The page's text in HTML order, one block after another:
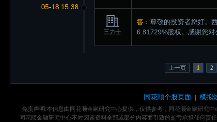
05-18 15:38
三力士
答： 尊敬的投资者您好。
6.81729%股权。感谢您对
上一页 1 2
同花顺个股页面 模拟
免责声明:本信息由同花顺金融研究中心提供，仅供参考，同花顺金融研究
同花顺金融研究中心不对因该资料全部或部分内容而引致的盈亏承担任何